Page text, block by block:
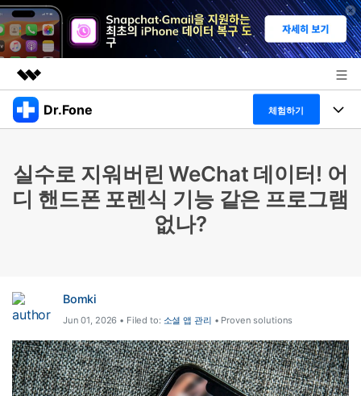
주요 제품
유틸리티
개요
솔루션
회사 소개
도움말 센터
Dr.Fone 체험하기
특징
프로그램
온라인
더 보기
사용 방법은 무엇입니까?
다운로드 센터
공식 설치 파일 및 최신 버전 업데이트를 제공
합니다.
🔓️온라인 잠금 해제
iOS26 다운그레이드
실수로 지워버린 WeChat 데이터! 어
디 핸드폰 포렌식 기능 같은 프로그램
없나?
Bomki
Jun 01, 2026 • Filed to: 소셜 앱 관리 • Proven solutions